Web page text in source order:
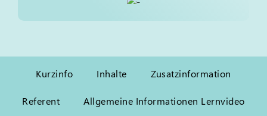
Kurzinfo Inhalte Zusatzinformation
Referent Allgemeine Informationen Lernvideo